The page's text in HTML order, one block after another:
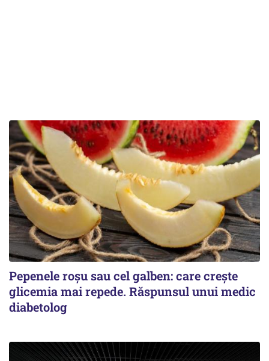
Pepenele roșu sau cel galben: care crește
glicemia mai repede. Răspunsul unui medic
diabetolog